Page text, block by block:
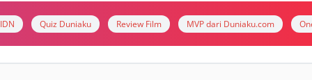
Quiz Duniaku Review Film MVP dari Duniaku.com